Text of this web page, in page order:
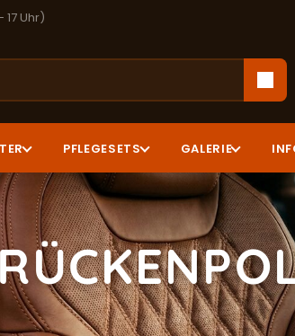
17 Uhr)
PFLEGESETS GALERIE